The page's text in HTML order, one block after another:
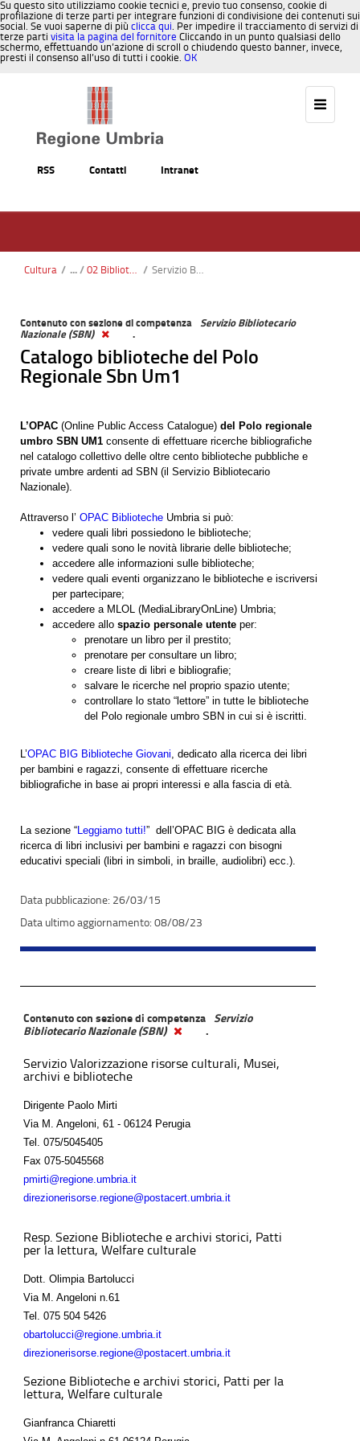
Su questo sito utilizziamo cookie tecnici e, previo tuo consenso, cookie di
profilazione di terze parti per integrare funzioni di condivisione dei contenuti sui
social. Se vuoi saperne di più clicca qui. Per impedire il tracciamento di servizi di
terze parti visita la pagina del fornitore Cliccando in un punto qualsiasi dello
schermo, effettuando un’azione di scroll o chiudendo questo banner, invece,
presti il consenso all’uso di tutti i cookie. OK
RSS Contatti Intranet
Cultura / 02 Biblioteche / Servizio Bibliotecario Nazionale (SBN)
Contenuto con sezione di competenza
Servizio Bibliotecario
Nazionale (SBN)
.
Catalogo biblioteche del Polo
Regionale Sbn Um1
L’OPAC (Online Public Access Catalogue) del Polo regionale
umbro SBN UM1 consente di effettuare ricerche bibliografiche
nel catalogo collettivo delle oltre cento biblioteche pubbliche e
private umbre ardenti ad SBN (il Servizio Bibliotecario
Nazionale).
Attraverso l’ OPAC Biblioteche Umbria si può:
vedere quali libri possiedono le biblioteche;
vedere quali sono le novità librarie delle biblioteche;
accedere alle informazioni sulle biblioteche;
vedere quali eventi organizzano le biblioteche e iscriversi
per partecipare;
accedere a MLOL (MediaLibraryOnLine) Umbria;
accedere allo spazio personale utente per:
prenotare un libro per il prestito;
prenotare per consultare un libro;
creare liste di libri e bibliografie;
salvare le ricerche nel proprio spazio utente;
controllare lo stato “lettore” in tutte le biblioteche
del Polo regionale umbro SBN in cui si è iscritti.
L’OPAC BIG Biblioteche Giovani , dedicato alla ricerca dei libri
per bambini e ragazzi, consente di effettuare ricerche
bibliografiche in base ai propri interessi e alla fascia di età.
La sezione “Leggiamo tutti!” dell’OPAC BIG è dedicata alla
ricerca di libri inclusivi per bambini e ragazzi con bisogni
educativi speciali (libri in simboli, in braille, audiolibri) ecc.).
26/03/15
08/08/23
Contenuto con sezione di competenza Servizio
Bibliotecario Nazionale (SBN)
.
Servizio Valorizzazione risorse culturali, Musei,
archivi e biblioteche
Dirigente Paolo Mirti
Via M. Angeloni, 61 - 06124 Perugia
Tel.
075/5045405
Fax 075-5045568
pmirti@regione.umbria.it
direzionerisorse.regione@postacert.umbria.it
Resp. Sezione Biblioteche e archivi storici, Patti
per la lettura, Welfare culturale
Dott. Olimpia Bartolucci
Via M. Angeloni n.61
Tel.
075 504 5426
obartolucci@regione.umbria.it
direzionerisorse.regione@postacert.umbria.it
Sezione Biblioteche e archivi storici, Patti per la
lettura, Welfare culturale
Gianfranca Chiaretti